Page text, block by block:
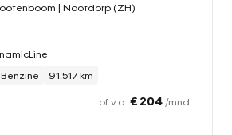
| Nootdorp (ZH)
91.517 km
of v.a. € 204 /mnd